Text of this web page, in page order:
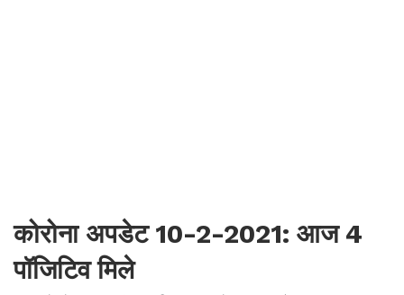
कोरोना अपडेट 10-2-2021: आज 4
पॉजिटिव मिले